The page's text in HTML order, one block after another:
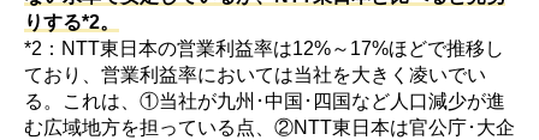
りする*2。
*2：NTT東日本の営業利益率は12%～17%ほどで推移し
ており、営業利益率においては当社を大きく凌いでい
る。これは、①当社が九州･中国･四国など人口減少が進
む広域地方を担っている点、②NTT東日本は官公庁･大企